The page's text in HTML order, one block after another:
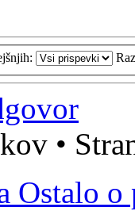
•
Ostalo o